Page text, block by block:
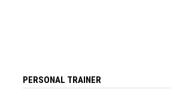
PERSONAL TRAINER